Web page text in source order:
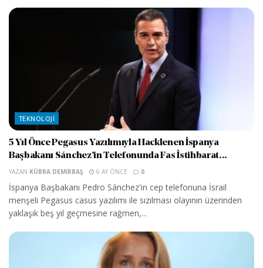
TEKNOLOJI
5 Yıl Önce Pegasus Yazılımıyla Hacklenen İspanya
Başbakanı Sánchez’in Telefonunda Fas İstihbarat...
YAZAN KÜBRA DEMIRBAŞ 6 AY ÖNCE 0
İspanya Başbakanı Pedro Sánchez'in cep telefonuna İsrail
menşeli Pegasus casus yazılımı ile sızılması olayının üzerinden
yaklaşık beş yıl geçmesine rağmen,...